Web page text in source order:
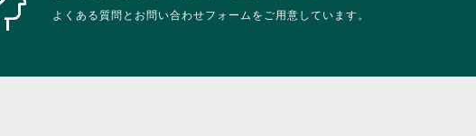
よくある質問とお問い合わせフォームをご用意しています。